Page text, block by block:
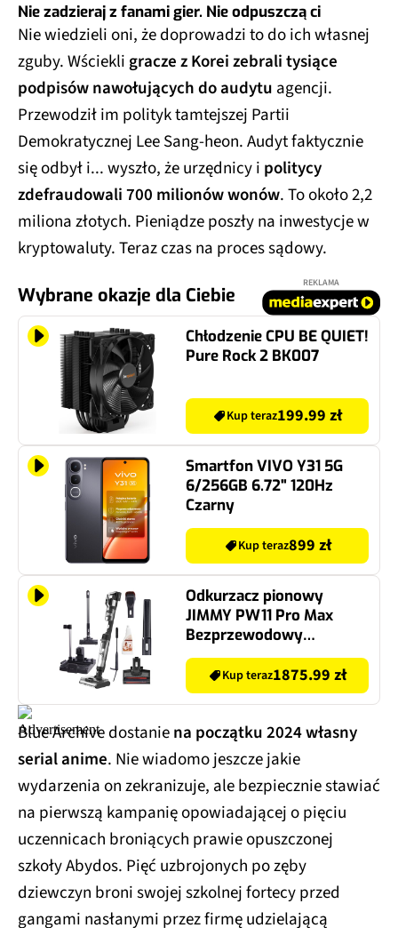
Nie zadzieraj z fanami gier. Nie odpuszczą ci
Nie wiedzieli oni, że doprowadzi to do ich własnej
zguby. Wściekligracze z Korei zebrali tysiące
podpisów nawołujących do audytu agencji.
Przewodził im polityk tamtejszej Partii
Demokratycznej Lee Sang-heon. Audyt faktycznie
się odbył i... wyszło, że urzędnicy i politycy
zdefraudowali 700 milionów wonów. To około 2,2
miliona złotych. Pieniądze poszły na inwestycje w
kryptowaluty. Teraz czas na proces sądowy.
Wybrane okazje dla Ciebie
REKLAMA
Chłodzenie CPU BE QUIET!
Pure Rock 2 BK007
Kup teraz199.99 zł
Smartfon VIVO Y31 5G
6/256GB 6.72" 120Hz
Czarny
Kup teraz899 zł
Odkurzacz pionowy
JIMMY PW11 Pro Max
Bezprzewodowy
(Mopujący)
Kup teraz1875.99 zł
Blue Archive dostaniena początku 2024własny
serial anime. Nie wiadomo jeszcze jakie
wydarzenia on zekranizuje, ale bezpiecznie stawiać
na pierwszą kampanię opowiadającej o pięciu
uczennicach broniących prawie opuszczonej
szkoły Abydos. Pięć uzbrojonych po zęby
dziewczyn broni swojej szkolnej fortecy przed
gangami nasłanymi przez firmę udzielającą